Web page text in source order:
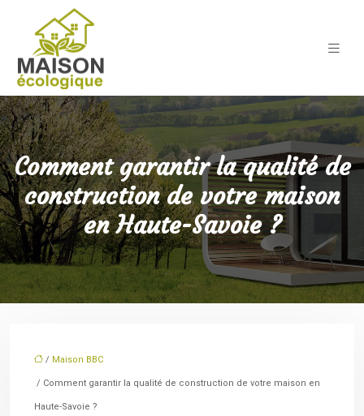
Comment garantir la qualité de
construction de votre maison
en Haute-Savoie ?
/ Maison BBC
/ Comment garantir la qualité de construction de votre maison en
Haute-Savoie ?